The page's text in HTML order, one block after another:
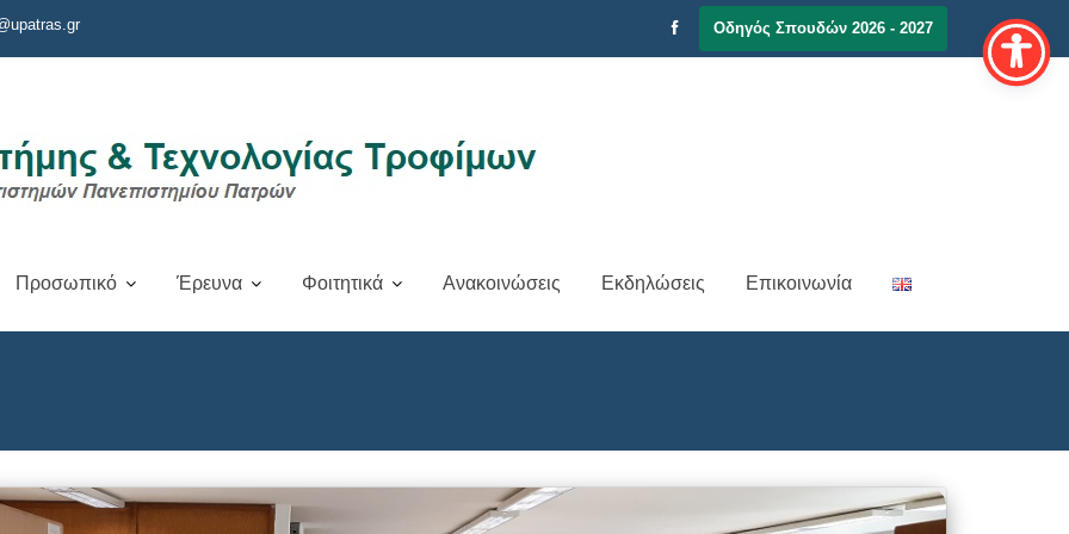
Οδηγός Σπουδών 2026 - 2027
Προσωπικό Έρευνα Φοιτητικά Ανακοινώσεις Εκδηλώσεις Επικοινωνία